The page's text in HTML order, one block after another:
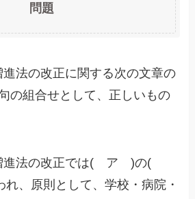
問題
法の改正に関する次の文章の
組合せとして、正しいもの
進法の改正では( ア )の(
、原則として、学校・病院・